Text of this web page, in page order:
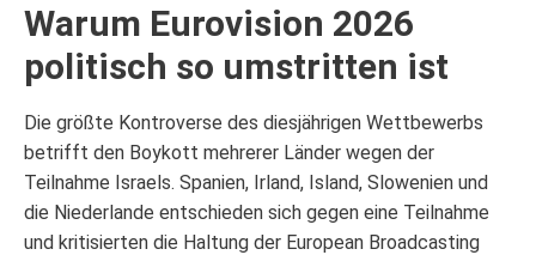
Warum Eurovision 2026
politisch so umstritten ist
Die größte Kontroverse des diesjährigen Wettbewerbs
betrifft den Boykott mehrerer Länder wegen der
Teilnahme Israels. Spanien, Irland, Island, Slowenien und
die Niederlande entschieden sich gegen eine Teilnahme
und kritisierten die Haltung der European Broadcasting